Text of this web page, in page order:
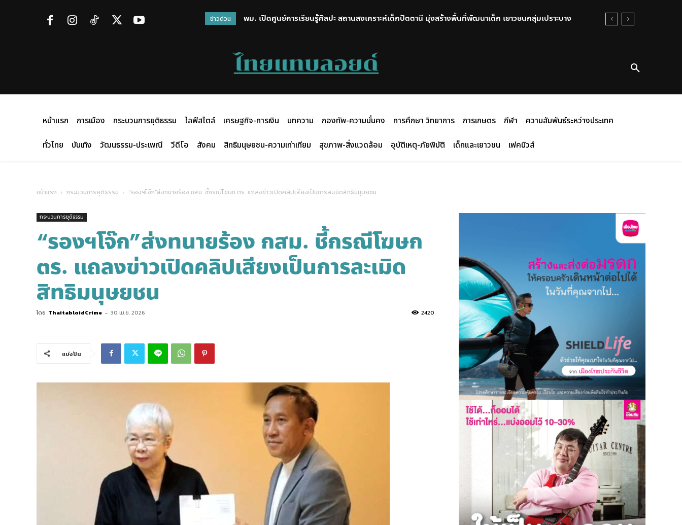
ข่าวด่วน
พม. เปิดศูนย์การเรียนรู้ศิลปะ สถานสงเคราะห์เด็กปัตตานี มุ่งสร้างพื้นที่พัฒนาเด็ก เยาวชนกลุ่มเปราะบาง
หน้าแรก การเมือง กระบวนการยุติธรรม ไลฟ์สไตล์ เศรษฐกิจ-การเงิน บทความ กองทัพ-ความมั่นคง การศึกษา วิทยาการ การเกษตร กีฬา
ความสัมพันธ์ระหว่างประเทศ
ทั่วไทย
บันเทิง วัฒนธรรม-ประเพณี วีดีโอ สังคม สิทธิมนุษยชน-ความเท่าเทียม สุขภาพ-สิ่งแวดล้อม อุบัติเหตุ-ภัยพิบัติ เด็กและเยาวชน เฟคนิวส์
หน้าแรก กระบวนการยุติธรรม “รองฯโจ๊ก”ส่งทนายร้อง กสม. ชี้กรณีโฆษก ตร. แถลงข่าวเปิดคลิปเสียงเป็นการละเมิดสิทธิมนุษยชน
กระบวนการยุติธรรม
“รองฯโจ๊ก”ส่งทนายร้อง กสม. ชี้กรณีโฆษก
ตร. แถลงข่าวเปิดคลิปเสียงเป็นการละเมิด
สิทธิมนุษยชน
โดย ThaitabloidCrime - 30 เม.ย. 2026 2420
แบ่งปัน